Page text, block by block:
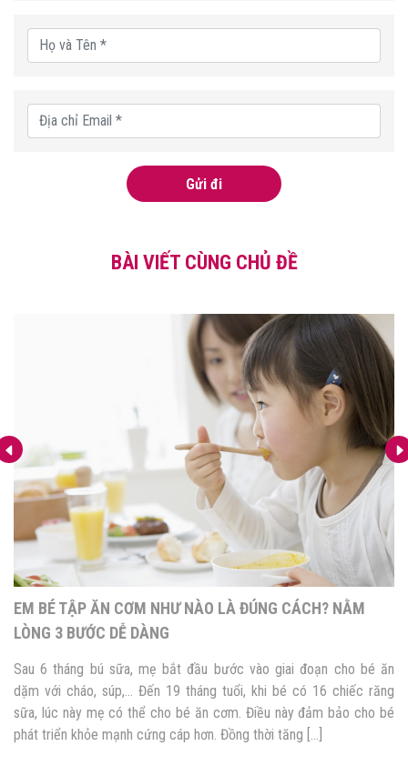
Gửi đi
BÀI VIẾT CÙNG CHỦ ĐỀ
EM BÉ TẬP ĂN CƠM NHƯ NÀO LÀ ĐÚNG CÁCH? NẰM
LÒNG 3 BƯỚC DỄ DÀNG
Sau 6 tháng bú sữa, mẹ bắt đầu bước vào giai đoạn cho bé ăn
dặm với cháo, súp,… Đến 19 tháng tuổi, khi bé có 16 chiếc răng
sữa, lúc này mẹ có thể cho bé ăn cơm. Điều này đảm bảo cho bé
phát triển khỏe mạnh cứng cáp hơn. Đồng thời tăng […]